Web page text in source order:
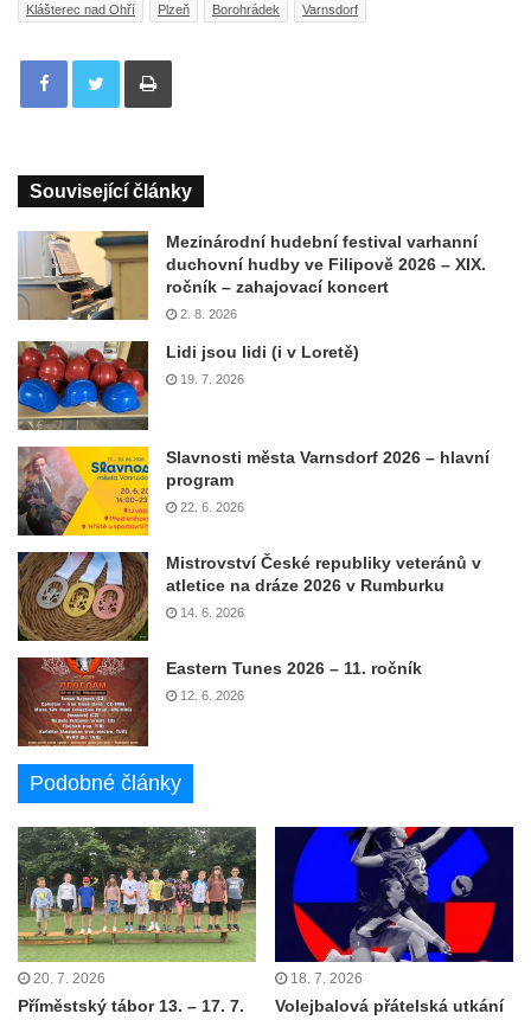
Klášterec nad Ohří Plzeň Borohrádek Varnsdorf
Tisknout
Související články
Mezinárodní hudební festival varhanní
duchovní hudby ve Filipově 2026 – XIX.
ročník – zahajovací koncert
2. 8. 2026
Lidi jsou lidi (i v Loretě)
19. 7. 2026
Slavnosti města Varnsdorf 2026 – hlavní
program
22. 6. 2026
Mistrovství České republiky veteránů v
atletice na dráze 2026 v Rumburku
14. 6. 2026
Eastern Tunes 2026 – 11. ročník
12. 6. 2026
Podobné články
20. 7. 2026
Příměstský tábor 13. – 17. 7.
18. 7. 2026
Volejbalová přátelská utkání